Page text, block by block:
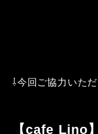
⇩今回ご協力いた
【cafe Lino】